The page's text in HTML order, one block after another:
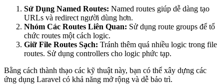
Sử Dụng Named Routes: Named routes giúp dễ dàng tạo
URLs và redirect người dùng hơn.
Nhóm Các Routes Liên Quan: Sử dụng route groups để tổ
chức routes một cách logic.
Giữ File Routes Sạch: Tránh thêm quá nhiều logic trong file
routes. Sử dụng controllers cho logic phức tạp.
Bằng cách thành thạo các kỹ thuật này, bạn có thể xây dựng các
ứng dụng Laravel có khả năng mở rộng và dễ bảo trì.